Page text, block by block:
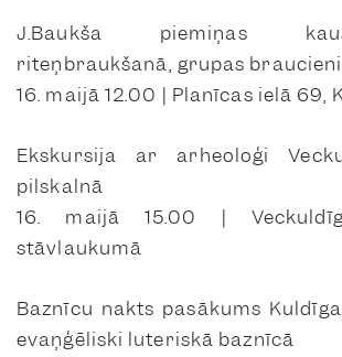
J.Baukša piemiņas
riteņbraukšanā, grupas braucieni
16. maijā 12.00 | Planīcas ielā 69,
Ekskursija ar arheoloģi
pilskalnā
16. maijā 15.00 |
stāvlaukumā
Baznīcu nakts pasākums
evaņģēliski luteriskā baznīcā